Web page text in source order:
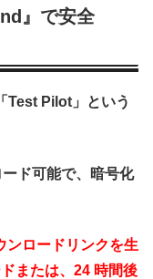
』で安全
「Test Pilot」という
ド可能で、暗号化
ンロードリンクを生
または、24 時間後